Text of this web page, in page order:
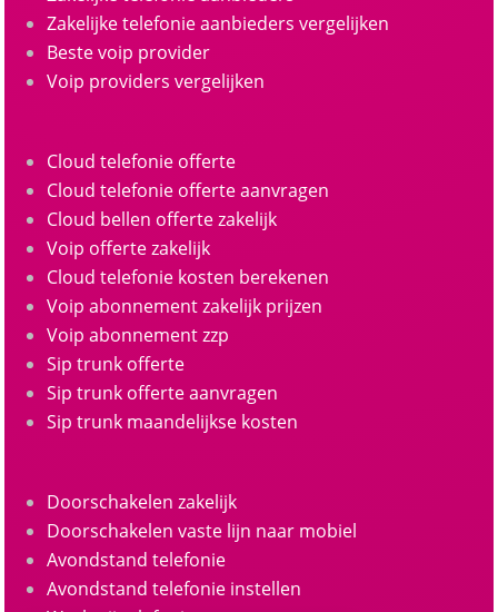
Zakelijke telefonie aanbieders vergelijken
Beste voip provider
Voip providers vergelijken
Cloud telefonie offerte
Cloud telefonie offerte aanvragen
Cloud bellen offerte zakelijk
Voip offerte zakelijk
Cloud telefonie kosten berekenen
Voip abonnement zakelijk prijzen
Voip abonnement zzp
Sip trunk offerte
Sip trunk offerte aanvragen
Sip trunk maandelijkse kosten
Doorschakelen zakelijk
Doorschakelen vaste lijn naar mobiel
Avondstand telefonie
Avondstand telefonie instellen